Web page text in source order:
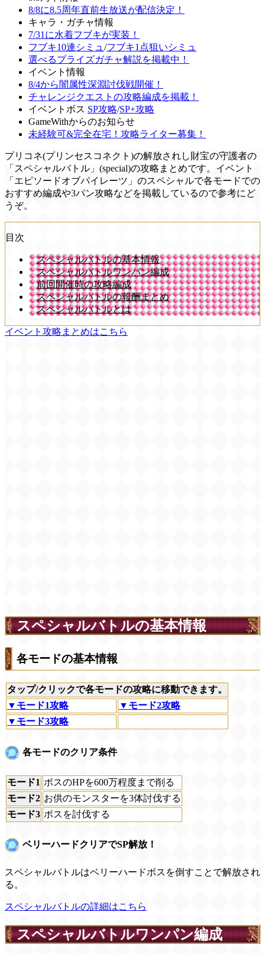
8/8に8.5周年直前生放送が配信決定！
キャラ・ガチャ情報
7/31に水着フブキが実装！
フブキ10連シミュ /フブキ1点狙いシミュ
選べるプライズガチャ解説を掲載中！
イベント情報
8/4から闇属性深淵討伐戦開催！
チャレンジクエストの攻略編成を掲載！
イベントボス SP攻略/SP+攻略
GameWithからのお知らせ
未経験可&完全在宅！攻略ライター募集！
プリコネ(プリンセスコネクト)の解放されし財宝の守護者の
「スペシャルバトル」(special)の攻略まとめです。イベント
「エピソードオブパイレーツ」のスペシャルで各モードでの
おすすめ編成や3パン攻略などを掲載しているので参考にど
うぞ。
目次
スペシャルバトルの基本情報
スペシャルバトルワンパン編成
前回開催時の攻略編成
スペシャルバトルの報酬まとめ
スペシャルバトルとは
イベント攻略まとめはこちら
スペシャルバトルの基本情報
各モードの基本情報
タップ/クリックで各モードの攻略に移動できます。
▼モード1攻略
▼モード2攻略
▼モード3攻略
各モードのクリア条件
モード1 ボスのHPを600万程度まで削る
モード2 お供のモンスターを3体討伐する
モード3 ボスを討伐する
ベリーハードクリアでSP解放！
スペシャルバトルはベリーハードボスを倒すことで解放され
る。
スペシャルバトルの詳細はこちら
スペシャルバトルワンパン編成